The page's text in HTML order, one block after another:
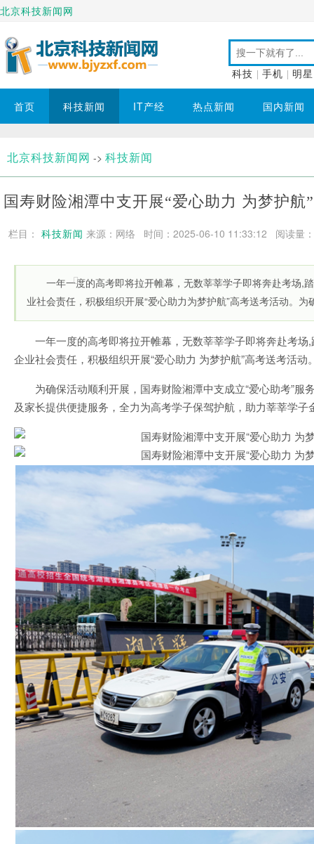
北京科技新闻网
科技 手机 明星
首页 科技新闻 IT产经 热点新闻 国内新闻
北京科技新闻网 -> 科技新闻
国寿财险湘潭中支开展“爱心助力 为梦护航
栏目： 科技新闻 来源：网络 时间：2025-06-10 11:33:12 阅读量
一年一度的高考即将拉开帷幕，无数莘莘学子即将奔赴考场,
业社会责任，积极组织开展“爱心助力为梦护航”高考送考活动。为
一年一度的高考即将拉开帷幕，无数莘莘学子即将奔赴考
企业社会责任，积极组织开展“爱心助力 为梦护航”高考送考活动
为确保活动顺利开展，国寿财险湘潭中支成立“爱心助考”
及家长提供便捷服务，全力为高考学子保驾护航，助力莘莘学子